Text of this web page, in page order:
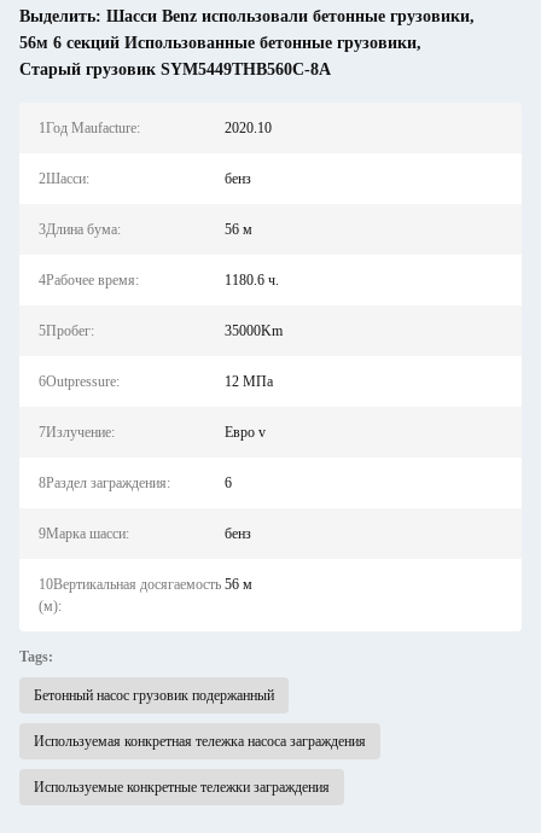
Выделить: Шасси Benz использовали бетонные грузовики,
56м 6 секций Использованные бетонные грузовики,
Старый грузовик SYM5449THB560C-8A
1Год Maufacture: 2020.10
2Шасси: бенз
3Длина бума: 56 м
4Рабочее время: 1180.6 ч.
5Пробег: 35000Km
6Outpressure: 12 МПа
7Излучение: Евро v
8Раздел заграждения: 6
9Марка шасси: бенз
10Вертикальная досягаемость
(м):
56 м
Tags:
Бетонный насос грузовик подержанный
Используемая конкретная тележка насоса заграждения
Используемые конкретные тележки заграждения